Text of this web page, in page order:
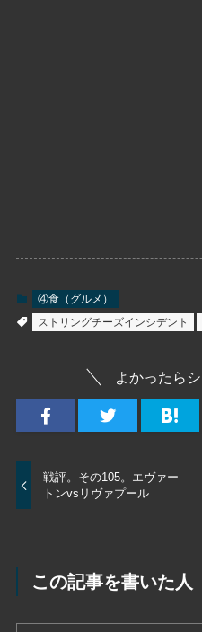
④食（グルメ）
ストリングチーズインシデント
よかったら
戦評。その105。エヴァー
トンvsリヴァプール
この記事を書いた人